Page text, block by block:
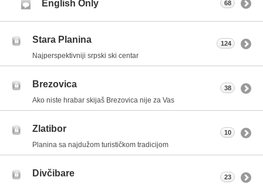
English Only 68
Stara Planina
Najperspektivniji srpski ski centar
124
Brezovica
Ako niste hrabar skijaš Brezovica nije za Vas
38
Zlatibor
Planina sa najdužom turističkom tradicijom
10
Divčibare 23